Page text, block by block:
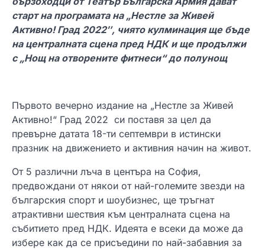
старт на програмата на „Нестле за Живей
Активно! Град 2022″, чиято кулминация ще бъде
на централната сцена пред НДК и ще продължи
с „Нощ на отворените фитнеси“ до полунощ
Първото вечерно издание на „Нестле за Живей
Активно!“ Град 2022 си поставя за цел да
превърне датата 18-ти септември в истински
празник на движението и активния начин на живот.
От 5 различни лъча в центъра на София,
предвождани от някои от най-големите звезди на
българския спорт и шоубизнес, ще тръгнат
атрактивни шествия към централната сцена на
събитието пред НДК. Идеята е всеки да може да
избере как да се присъедини по най-забавния за